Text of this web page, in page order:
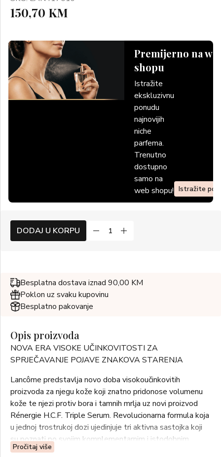
150,70 KM
Premijerno na
shopu
Istražite
ekskluzivnu
ponudu
najnovijih
niche
parfema.
Trenutno
dostupno
samo na
web shopu! Istražite
DODAJ U KORPU
Besplatna dostava iznad 90,00 KM
Poklon uz svaku kupovinu
Besplatno pakovanje
Opis proizvoda
NOVA ERA VISOKE UČINKOVITOSTI ZA
SPRJEČAVANJE POJAVE ZNAKOVA STARENJA
Lancôme predstavlja novo doba visokoučinkovitih
proizvoda za njegu kože koji znatno pridonose volumenu
kože te njezi protiv bora i tamnih mrlja uz novi proizvod
Rénergie H.C.F. Triple Serum. Revolucionarna formula koja
u jednoj trostrukoj dozi ujedinjuje tri aktivna sastojka koji
su poznati po svojim komplementarnim i istodobnim
učincima na znakove starenja kože, a do sada su se
Pročitaj više